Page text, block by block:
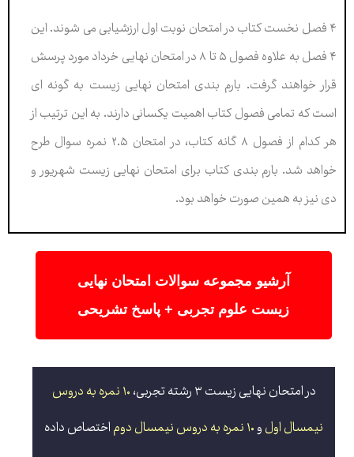
۴ فصل نخست کتاب در امتحان نوبت اول ارزشیابی می شوند. این
۴ فصل به علاوه فصول ۵ تا ۸ در امتحان نهایی خرداد مورد پرسش
قرار خواهند گرفت. بارم بندی امتحان نهایی زیست به گونه ای
است که تمامی فصول کتاب اهمیت یکسانی دارند. به این ترتیب از
هر کدام از فصول ۸ گانه کتاب، در امتحان ۲.۵ نمره سوال طرح
خواهد شد. بارم بندی کتاب برای امتحان نهایی زیست شهریور و
دی نیز به همین صورت خواهد بود.
آرشیو مجموعه سوالات امتحان نهایی
زیست علوم تجربی + پاسخ تشریحی
در امتحان نهایی زیست ۳ رشته تجربی،
۱۰ نمره به دروس
نیمسال اولو۱۰ نمره به دروس نیمسال دوم
اختصاص داده